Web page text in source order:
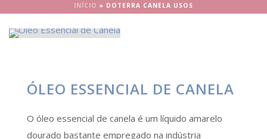
INÍCIO » DOTERRA CANELA USOS
ÓLEO ESSENCIAL DE CANELA
O óleo essencial de canela é um líquido amarelo
dourado bastante empregado na indústria